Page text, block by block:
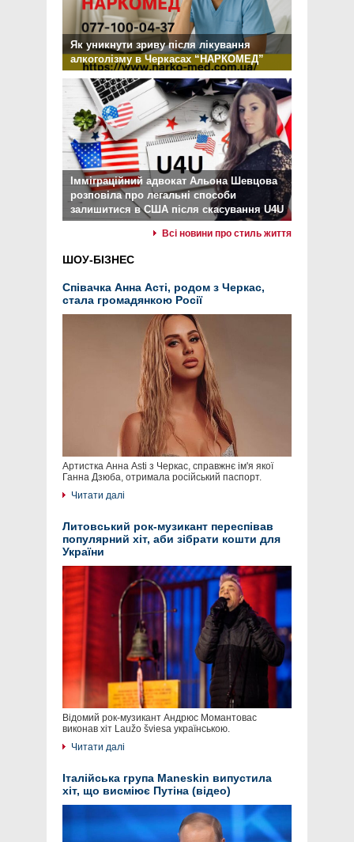
Як уникнути зриву після лікування
алкоголізму в Черкасах “НАРКОМЕД”
Імміграційний адвокат Альона Шевцова
розповіла про легальні способи
залишитися в США після скасування U4U
Всі новини про стиль життя
ШОУ-БІЗНЕС
Співачка Анна Асті, родом з Черкас,
стала громадянкою Росії
Артистка Анна Asti з Черкас, справжнє ім'я якої
Ганна Дзюба, отримала російський паспорт.
Читати далі
Литовський рок-музикант переспівав
популярний хіт, аби зібрати кошти для
України
Відомий рок-музикант Андрюс Момантовас
виконав хіт Laužo šviesa українською.
Читати далі
Італійська група Maneskin випустила
хіт, що висміює Путіна (відео)